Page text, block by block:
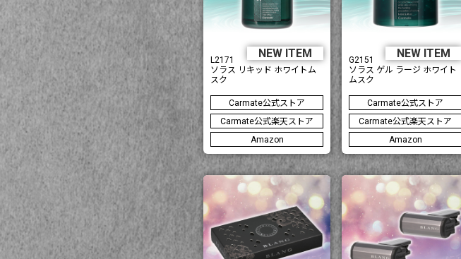
NEW ITEM
L2171
ソラス リキッド ホワイトム
スク
Carmate公式ストア
Carmate公式楽天ストア
Amazon
NEW ITEM
G2151
ソラス ゲル ラージ ホワイト
ムスク
Carmate公式ストア
Carmate公式楽天ストア
Amazon